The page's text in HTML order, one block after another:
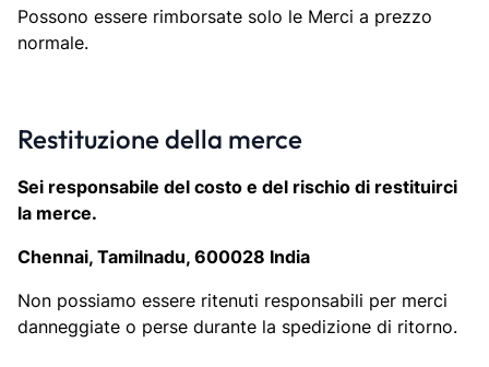
Possono essere rimborsate solo le Merci a prezzo
normale.
Restituzione della merce
Sei responsabile del costo e del rischio di restituirci
la merce.
Chennai, Tamilnadu, 600028 India
Non possiamo essere ritenuti responsabili per merci
danneggiate o perse durante la spedizione di ritorno.